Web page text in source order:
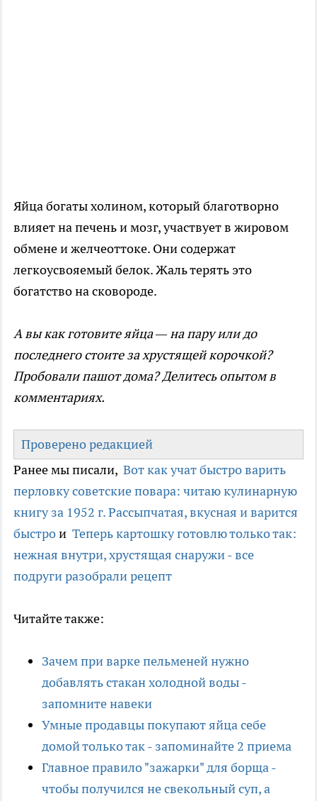
Яйца богаты холином, который благотворно
влияет на печень и мозг, участвует в жировом
обмене и желчеоттоке. Они содержат
легкоусвояемый белок. Жаль терять это
богатство на сковороде.
А вы как готовите яйца — на пару или до
последнего стоите за хрустящей корочкой?
Пробовали пашот дома? Делитесь опытом в
комментариях.
Проверено редакцией
Ранее мы писали, Вот как учат быстро варить
перловку советские повара: читаю кулинарную
книгу за 1952 г. Рассыпчатая, вкусная и варится
быстрои Теперь картошку готовлю только так:
нежная внутри, хрустящая снаружи - все
подруги разобрали рецепт
Читайте также:
Зачем при варке пельменей нужно
добавлять стакан холодной воды -
запомните навеки
Умные продавцы покупают яйца себе
домой только так - запоминайте 2 приема
Главное правило "зажарки" для борща -
чтобы получился не свекольный суп, а